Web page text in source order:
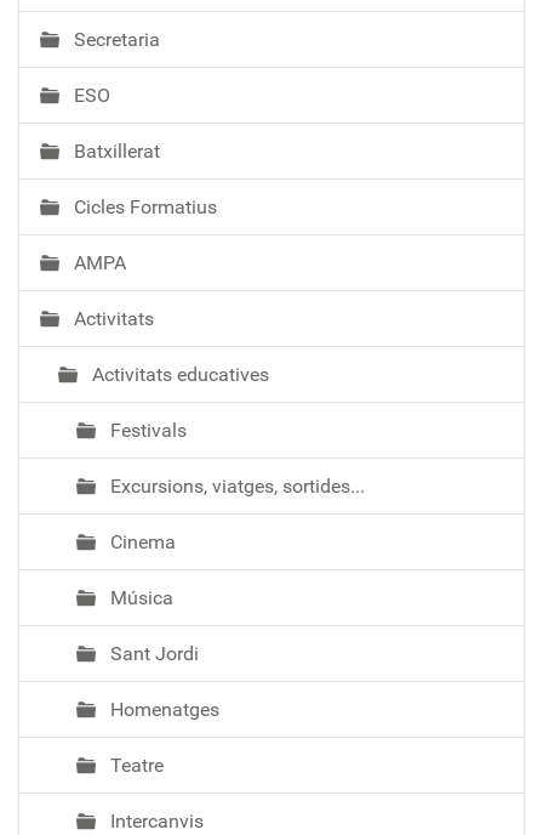
e
g
a
c
ó
Secretaria
ESO
Batxillerat
Cicles Formatius
AMPA
Activitats
Activitats educatives
Festivals
Excursions, viatges, sortides...
Cinema
Música
Sant Jordi
Homenatges
Teatre
Intercanvis